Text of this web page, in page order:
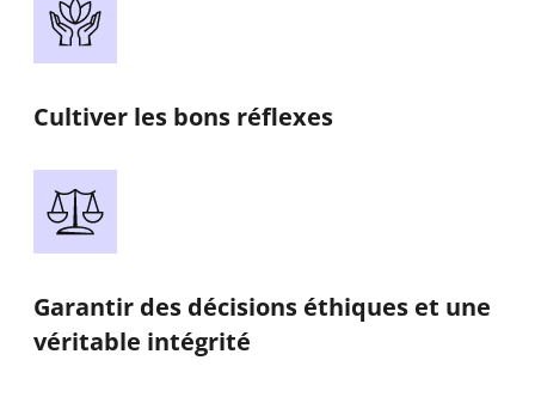
Cultiver les bons réflexes
Garantir des décisions éthiques et une
véritable intégrité